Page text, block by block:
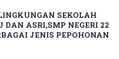
SEKOLAH
DAN ASRI,SMP NEGERI 22
JENIS PEPOHONAN